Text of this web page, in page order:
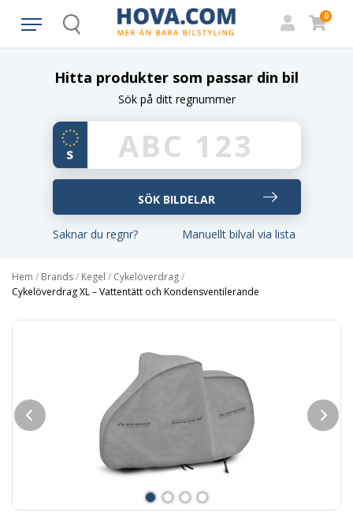
Search
0
Hitta produkter som passar din bil
Sök på ditt regnummer
Saknar du regnr? Manuellt bilval via lista
Hem / Brands/ Kegel / Cykelöverdrag/
Cykelöverdrag XL – Vattentätt och Kondensventilerande